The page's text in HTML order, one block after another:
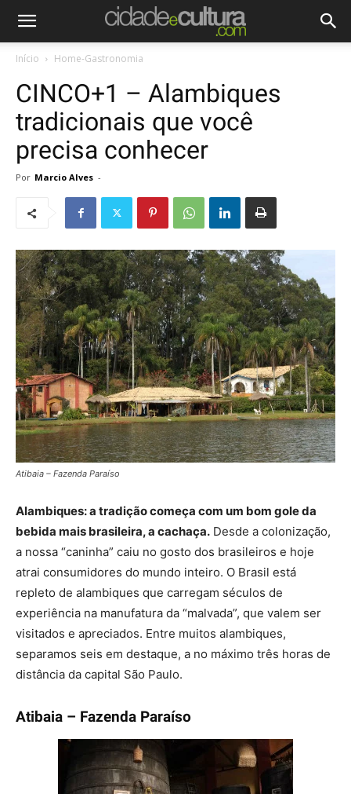
Início Home-Gastronomia
CINCO+1 – Alambiques
tradicionais que você
precisa conhecer
Por Marcio Alves -
Atibaia – Fazenda Paraíso
Alambiques: a tradição começa com um bom gole da
bebida mais brasileira, a cachaça. Desde a colonização,
a nossa “caninha” caiu no gosto dos brasileiros e hoje
atrai consumidores do mundo inteiro. O Brasil está
repleto de alambiques que carregam séculos de
experiência na manufatura da “malvada”, que valem ser
visitados e apreciados. Entre muitos alambiques,
separamos seis em destaque, a no máximo três horas de
distância da capital São Paulo.
Atibaia – Fazenda Paraíso